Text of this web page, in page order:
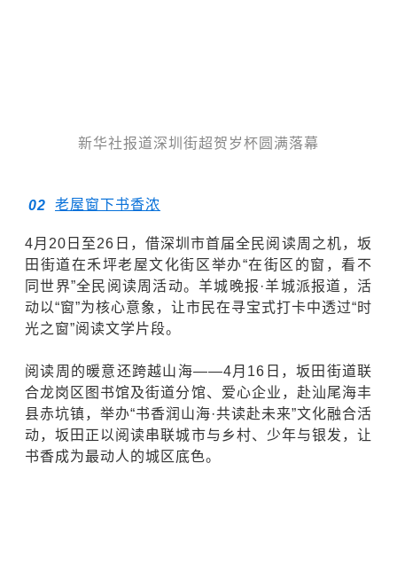
新华社报道深圳街超贺岁杯圆满落幕
02 老屋窗下书香浓
4月20日至26日，借深圳市首届全民阅读周之机，坂
田街道在禾坪老屋文化街区举办“在街区的窗，看不
同世界”全民阅读周活动。羊城晚报·羊城派报道，活
动以“窗”为核心意象，让市民在寻宝式打卡中透过“时
光之窗”阅读文学片段。
阅读周的暖意还跨越山海——4月16日，坂田街道联
合龙岗区图书馆及街道分馆、爱心企业，赴汕尾海丰
县赤坑镇，举办“书香润山海·共读赴未来”文化融合活
动，坂田正以阅读串联城市与乡村、少年与银发，让
书香成为最动人的城区底色。